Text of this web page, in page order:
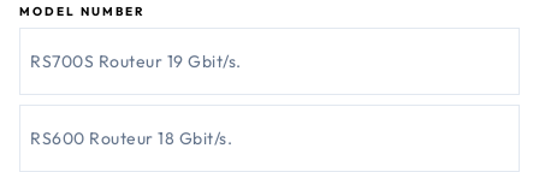
MODEL NUMBER
RS700S Routeur 19 Gbit/s.
RS600 Routeur 18 Gbit/s.